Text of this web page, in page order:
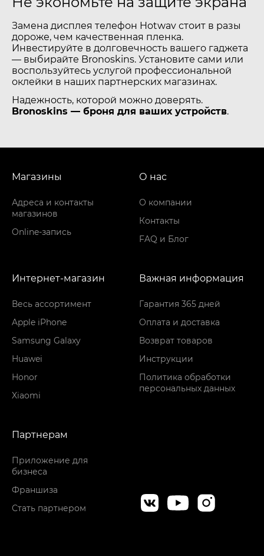
Замена дисплея телефон Hotwav стоит в разы
дороже, чем качественная пленка.
Инвестируйте в долговечность вашего гаджета
— выбирайте Bronoskins. Установите сами или
воспользуйтесь услугой профессиональной
оклейки в наших партнерских магазинах.
Надежность, которой можно доверять.
Bronoskins — броня для ваших устройств.
Магазины
Адреса и контакты
магазинов
Online-запись
О нас
О компании
Контакты
FAQ и Блог
Интернет-магазин
Весь ассортимент
Apple iPhone
Samsung Galaxy
Huawei
Honor
Xiaomi
Важная информация
Гарантия 365 дней
Оплата и доставка
Возврат товаров
Инструкции
Политика обработки
персональных данных
Партнерам
Приложение для
бизнеса
Франшиза
Стать партнером